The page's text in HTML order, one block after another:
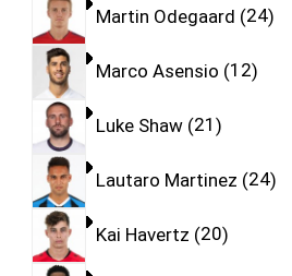
Martin Odegaard 24
Marco Asensio 12
Luke Shaw 21
Lautaro Martinez 24
Kai Havertz 20